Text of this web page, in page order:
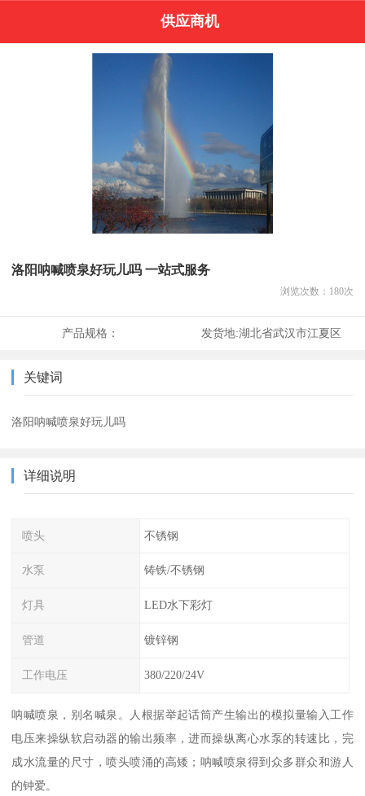
供应商机
洛阳呐喊喷泉好玩儿吗 一站式服务
浏览次数： 180次
产品规格： 发货地:湖北省武汉市江夏区
关键词
洛阳呐喊喷泉好玩儿吗
详细说明
喷头 不锈钢
水泵 铸铁/不锈钢
灯具 LED水下彩灯
管道 镀锌钢
工作电压 380/220/24V
呐喊喷泉，别名喊泉。人根据举起话筒产生输出的模拟量输入工作
电压来操纵软启动器的输出频率，进而操纵离心水泵的转速比，完
成水流量的尺寸，喷头喷涌的高矮；呐喊喷泉得到众多群众和游人
的钟爱。